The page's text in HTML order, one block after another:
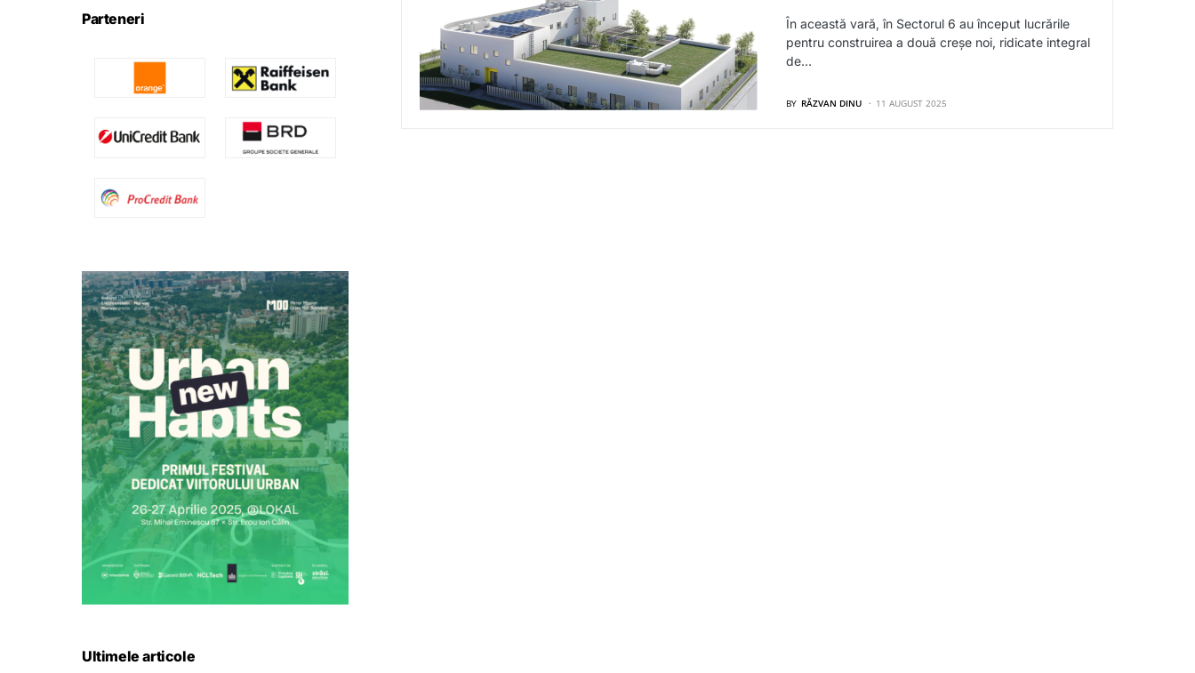
În această vară, în Sectorul 6 au început lucrările
pentru construirea a două creșe noi, ridicate integral
de…
BY RĂZVAN DINU 11 AUGUST 2025
Parteneri
Ultimele articole